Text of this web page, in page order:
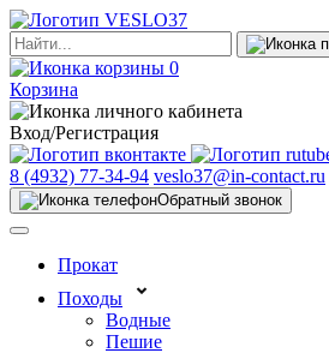
0
Корзина
Вход/Регистрация
8 (4932) 77-34-94 veslo37@in-contact.ru
Обратный звонок
Прокат
Походы
Водные
Пешие